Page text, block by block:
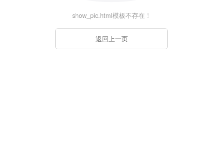
show_pic.html模板不存在！
返回上一页